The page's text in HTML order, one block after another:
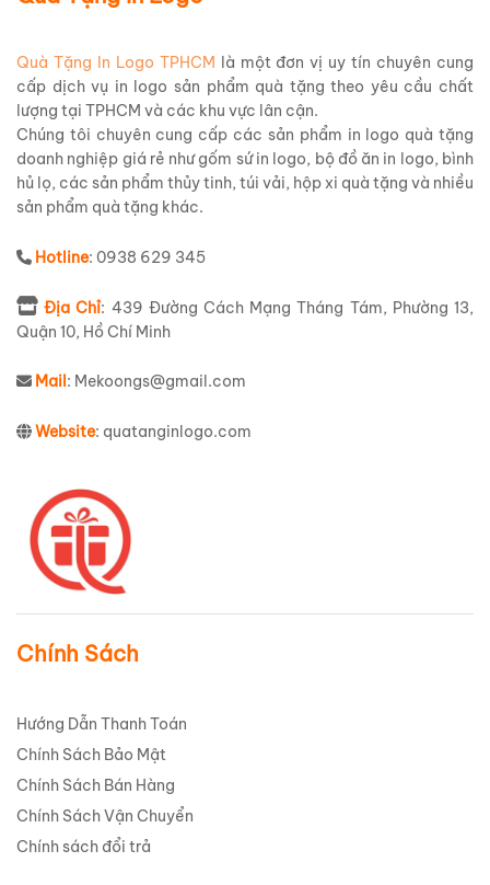
Quà Tặng In Logo TPHCM là một đơn vị uy tín chuyên cung
cấp dịch vụ in logo sản phẩm quà tặng theo yêu cầu chất
lượng tại TPHCM và các khu vực lân cận.
Chúng tôi chuyên cung cấp các sản phẩm in logo quà tặng
doanh nghiệp giá rẻ như gốm sứ in logo, bộ đồ ăn in logo, bình
hủ lọ, các sản phẩm thủy tinh, túi vải, hộp xi quà tặng và nhiều
sản phẩm quà tặng khác.
Hotline: 0938 629 345
Địa Chỉ: 439 Đường Cách Mạng Tháng Tám, Phường 13,
Quận 10, Hồ Chí Minh
Mail : Mekoongs@gmail.com
Website: quatanginlogo.com
Chính Sách
Hướng Dẫn Thanh Toán
Chính Sách Bảo Mật
Chính Sách Bán Hàng
Chính Sách Vận Chuyển
Chính sách đổi trả